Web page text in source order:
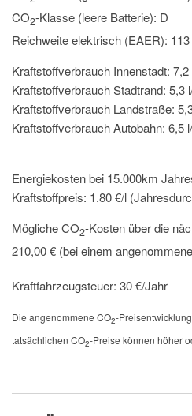
CO2-Klasse (leere Batterie): D
Reichweite elektrisch (EAER):
Kraftstoffverbrauch Innenstadt: 7,2
Kraftstoffverbrauch Stadtrand: 5,3
Kraftstoffverbrauch Landstraße:
Kraftstoffverbrauch Autobahn: 6,5
Energiekosten bei 15.000km
Kraftstoffpreis: 1.80 €/l
Mögliche CO2-Kosten über die
210,00 € (bei einem
Kraftfahrzeugsteuer: 30 €/Jahr
Die angenommene CO2-
tatsächlichen CO2-Preise können höher